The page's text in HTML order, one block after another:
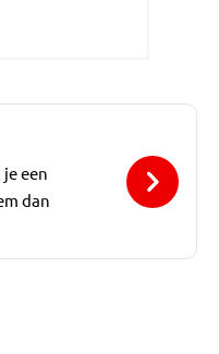
een
dan